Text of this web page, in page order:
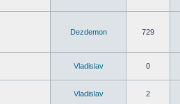
Dezdemon 729
Vladislav 0
Vladislav 2